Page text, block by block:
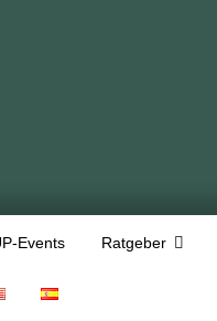
Events Ratgeber